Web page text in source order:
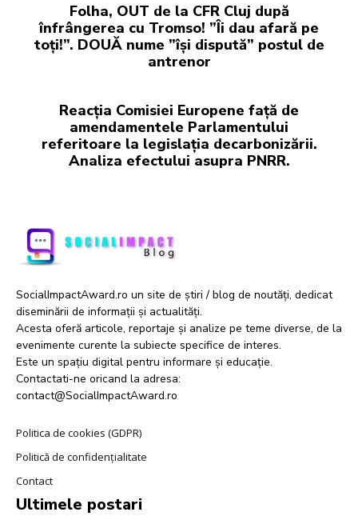
Folha, OUT de la CFR Cluj după
înfrângerea cu Tromso! ”Îi dau afară pe
toți!”. DOUĂ nume ”își dispută” postul de
antrenor
Reacția Comisiei Europene față de
amendamentele Parlamentului
referitoare la legislația decarbonizării.
Analiza efectului asupra PNRR.
SocialImpactAward.ro un site de știri / blog de noutăți, dedicat
diseminării de informații și actualități.
Acesta oferă articole, reportaje și analize pe teme diverse, de la
evenimente curente la subiecte specifice de interes.
Este un spațiu digital pentru informare și educație.
Contactati-ne oricand la adresa:
contact@SocialImpactAward.ro
Politica de cookies (GDPR)
Politică de confidențialitate
Contact
Ultimele postari